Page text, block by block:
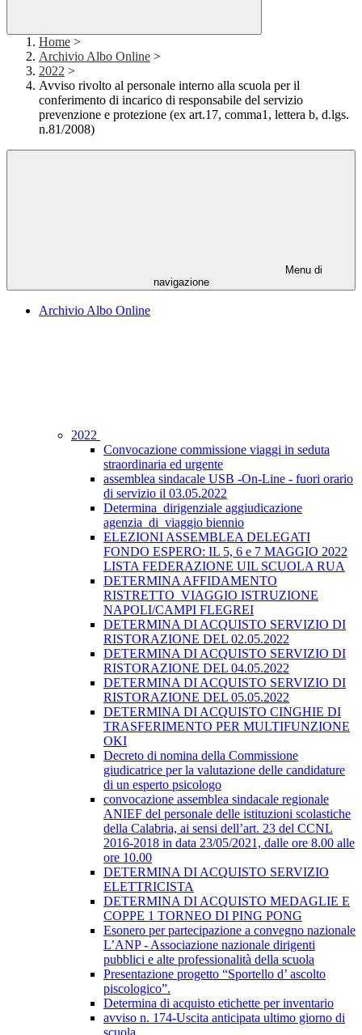
Home >
Archivio Albo Online >
2022 >
Avviso rivolto al personale interno alla scuola per il
conferimento di incarico di responsabile del servizio
prevenzione e protezione (ex art.17, comma1, lettera b, d.lgs.
n.81/2008)
Menu di
navigazione
Archivio Albo Online
2022
Convocazione commissione viaggi in seduta
straordinaria ed urgente
assemblea sindacale USB -On-Line - fuori orario
di servizio il 03.05.2022
Determina_dirigenziale aggiudicazione
agenzia_di_viaggio biennio
ELEZIONI ASSEMBLEA DELEGATI
FONDO ESPERO: IL 5, 6 e 7 MAGGIO 2022
LISTA FEDERAZIONE UIL SCUOLA RUA
DETERMINA AFFIDAMENTO
RISTRETTO_VIAGGIO ISTRUZIONE
NAPOLI/CAMPI FLEGREI
DETERMINA DI ACQUISTO SERVIZIO DI
RISTORAZIONE DEL 02.05.2022
DETERMINA DI ACQUISTO SERVIZIO DI
RISTORAZIONE DEL 04.05.2022
DETERMINA DI ACQUISTO SERVIZIO DI
RISTORAZIONE DEL 05.05.2022
DETERMINA DI ACQUISTO CINGHIE DI
TRASFERIMENTO PER MULTIFUNZIONE
OKI
Decreto di nomina della Commissione
giudicatrice per la valutazione delle candidature
di un esperto psicologo
convocazione assemblea sindacale regionale
ANIEF del personale delle istituzioni scolastiche
della Calabria, ai sensi dell’art. 23 del CCNL
2016-2018 in data 23/05/2021, dalle ore 8.00 alle
ore 10.00
DETERMINA DI ACQUISTO SERVIZIO
ELETTRICISTA
DETERMINA DI ACQUISTO MEDAGLIE E
COPPE 1 TORNEO DI PING PONG
Esonero per partecipazione a convegno nazionale
L’ANP - Associazione nazionale dirigenti
pubblici e alte professionalità della scuola
Presentazione progetto “Sportello d’ ascolto
piscologico”.
Determina di acquisto etichette per inventario
avviso n. 174-Uscita anticipata ultimo giorno di